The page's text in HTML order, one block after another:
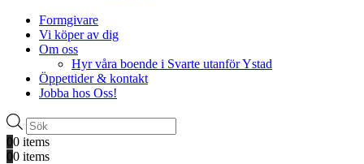
Formgivare
Vi köper av dig
Om oss
Hyr våra boende i Svarte utanför Ystad
Öppettider & kontakt
Jobba hos Oss!
Produktsökning
00 items
00 items